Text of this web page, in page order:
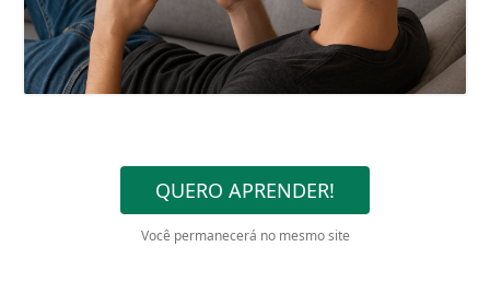
QUERO APRENDER!
Você permanecerá no mesmo site